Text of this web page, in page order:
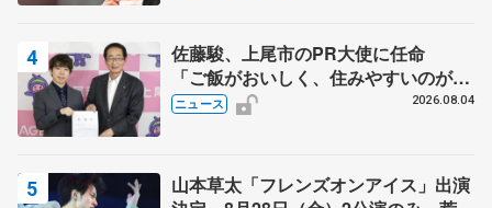
佐藤駿、上尾市のPR大使に任命
「ご飯がおいしく、住みやすいのが魅
力」
ニュース 2026.08.04
山本草太「フレンズオンアイス」出演